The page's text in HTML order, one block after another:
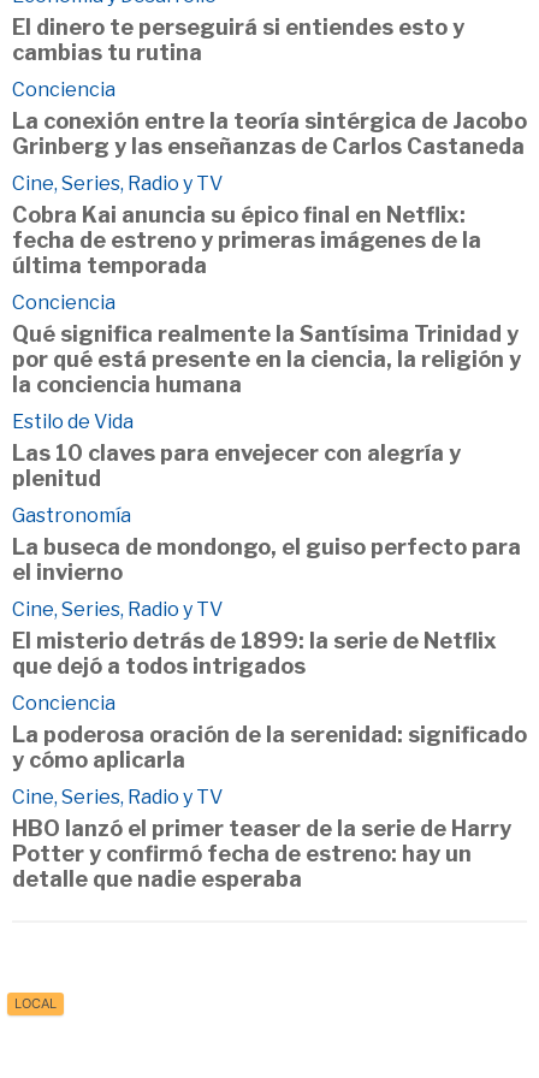
El dinero te perseguirá si entiendes esto y
cambias tu rutina
Conciencia
La conexión entre la teoría sintérgica de Jacobo
Grinberg y las enseñanzas de Carlos Castaneda
Cine, Series, Radio y TV
Cobra Kai anuncia su épico final en Netflix:
fecha de estreno y primeras imágenes de la
última temporada
Conciencia
Qué significa realmente la Santísima Trinidad y
por qué está presente en la ciencia, la religión y
la conciencia humana
Estilo de Vida
Las 10 claves para envejecer con alegría y
plenitud
Gastronomía
La buseca de mondongo, el guiso perfecto para
el invierno
Cine, Series, Radio y TV
El misterio detrás de 1899: la serie de Netflix
que dejó a todos intrigados
Conciencia
La poderosa oración de la serenidad: significado
y cómo aplicarla
Cine, Series, Radio y TV
HBO lanzó el primer teaser de la serie de Harry
Potter y confirmó fecha de estreno: hay un
detalle que nadie esperaba
LOCAL